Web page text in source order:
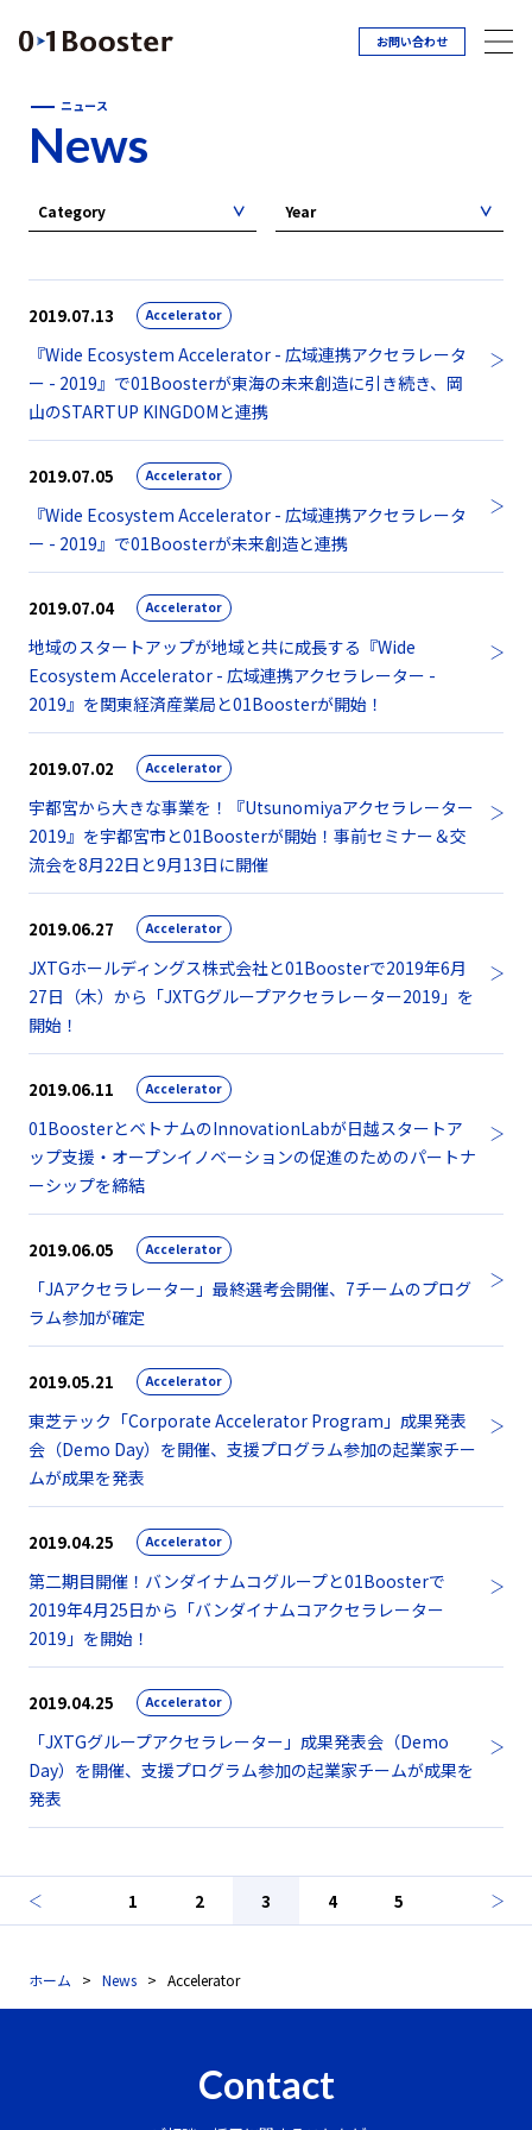
お問い合わせ
ニュース
News
Category Year
2019.07.13 Accelerator
『Wide Ecosystem Accelerator - 広域連携アクセラレータ
ー - 2019』で01Boosterが東海の未来創造に引き続き、岡
山のSTARTUP KINGDOMと連携
2019.07.05 Accelerator
『Wide Ecosystem Accelerator - 広域連携アクセラレータ
ー - 2019』で01Boosterが未来創造と連携
2019.07.04 Accelerator
地域のスタートアップが地域と共に成長する『Wide
Ecosystem Accelerator - 広域連携アクセラレーター -
2019』を関東経済産業局と01Boosterが開始！
2019.07.02 Accelerator
宇都宮から大きな事業を！『Utsunomiyaアクセラレーター
2019』を宇都宮市と01Boosterが開始！事前セミナー＆交
流会を8月22日と9月13日に開催
2019.06.27 Accelerator
JXTGホールディングス株式会社と01Boosterで2019年6月
27日（木）から「JXTGグループアクセラレーター2019」を
開始！
2019.06.11 Accelerator
01BoosterとベトナムのInnovationLabが日越スタートア
ップ支援・オープンイノベーションの促進のためのパートナ
ーシップを締結
2019.06.05 Accelerator
「JAアクセラレーター」最終選考会開催、7チームのプログ
ラム参加が確定
2019.05.21 Accelerator
東芝テック「Corporate Accelerator Program」成果発表
会（Demo Day）を開催、支援プログラム参加の起業家チー
ムが成果を発表
2019.04.25 Accelerator
第二期目開催！バンダイナムコグループと01Boosterで
2019年4月25日から「バンダイナムコアクセラレーター
2019」を開始！
2019.04.25 Accelerator
「JXTGグループアクセラレーター」成果発表会（Demo
Day）を開催、支援プログラム参加の起業家チームが成果を
発表
1 2 3 4 5
ホーム News Accelerator
Contact